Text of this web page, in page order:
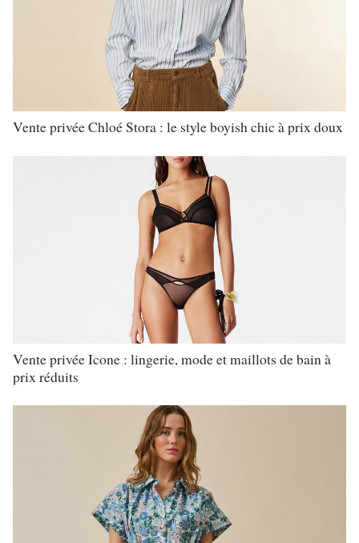
Vente privée Chloé Stora : le style boyish chic à prix doux
Vente privée Icone : lingerie, mode et maillots de bain à
prix réduits